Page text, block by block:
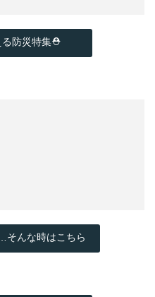
防災特集⛑
そんな時はこちら